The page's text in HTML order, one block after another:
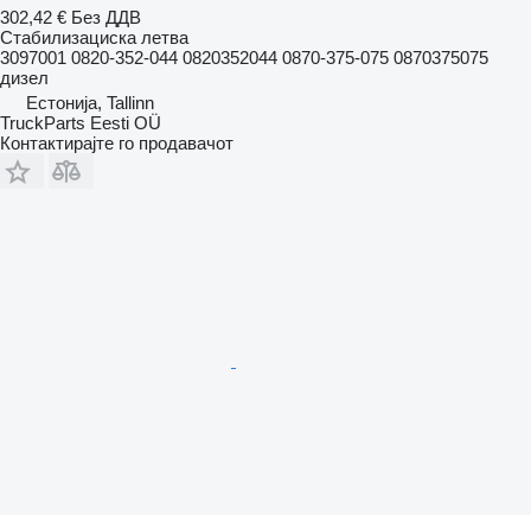
302,42 € Без ДДВ
Стабилизациска летва
3097001 0820-352-044 0820352044 0870-375-075 0870375075
дизел
Естонија, Tallinn
TruckParts Eesti OÜ
Контактирајте го продавачот